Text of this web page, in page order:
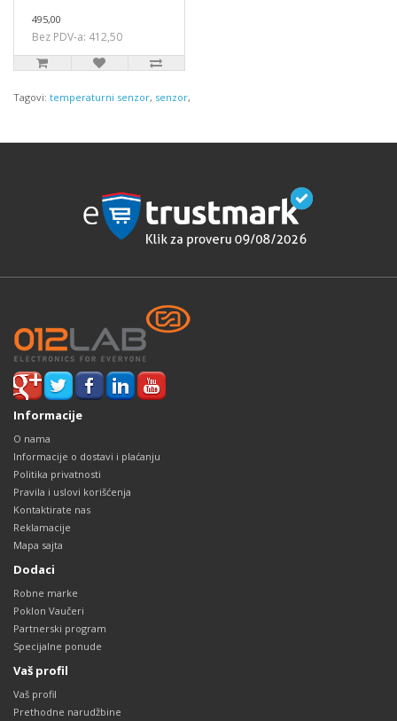
495,00
Bez PDV-a: 412,50
Tagovi: temperaturni senzor, senzor,
Informacije
O nama
Informacije o dostavi i plaćanju
Politika privatnosti
Pravila i uslovi korišćenja
Kontaktirate nas
Reklamacije
Mapa sajta
Dodaci
Robne marke
Poklon Vaučeri
Partnerski program
Specijalne ponude
Vaš profil
Vaš profil
Prethodne narudžbine